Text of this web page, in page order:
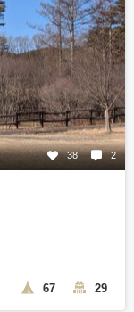
38 2
67 29